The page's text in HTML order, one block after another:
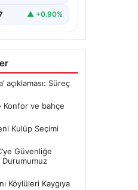
▲ +0.90%
açıklaması: Süreç
Konfor ve bahçe
Kulüp Seçimi
Güvenliğe
Durumumuz
Köylüleri Kaygıya